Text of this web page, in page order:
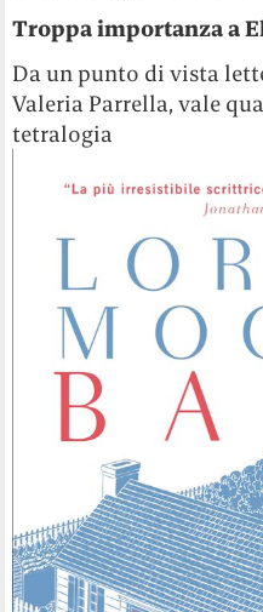
Troppa importanza a
Da un punto di vista
Valeria Parrella, vale
tetralogia